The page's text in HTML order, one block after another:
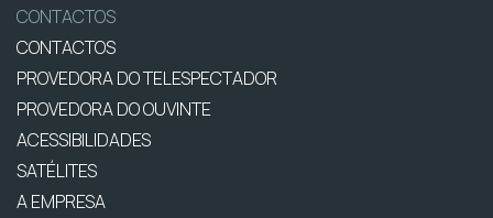
CONTACTOS
CONTACTOS
PROVEDORA DO TELESPECTADOR
PROVEDORA DO OUVINTE
ACESSIBILIDADES
SATÉLITES
A EMPRESA